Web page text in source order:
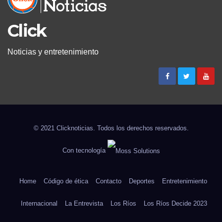
Click
Noticias y entretenimiento
© 2021 Clicknoticias. Todos los derechos reservados.
Con tecnología
Home Código de ética Contacto Deportes Entretenimiento
Internacional La Entrevista Los Ríos Los Ríos Decide 2023